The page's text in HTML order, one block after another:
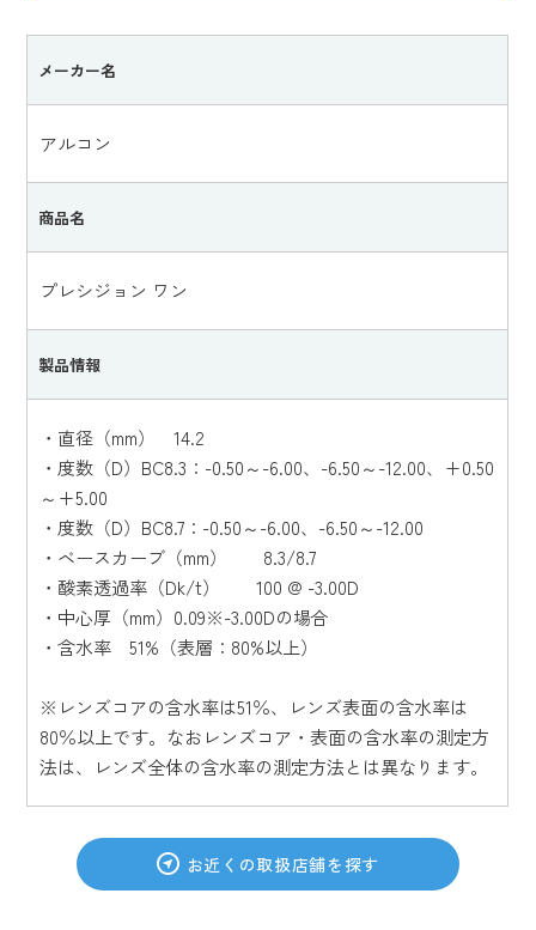
メーカー名
アルコン
商品名
プレシジョン ワン
製品情報
・直径（mm） 14.2
・度数（D）BC8.3：-0.50～-6.00、-6.50～-12.00、+0.50
～+5.00
・度数（D）BC8.7：-0.50～-6.00、-6.50～-12.00
・ベースカーブ（mm） 8.3/8.7
・酸素透過率（Dk/t） 100 @ -3.00D
・中心厚（mm）0.09※-3.00Dの場合
・含水率 51%（表層：80%以上）
※レンズコアの含水率は51％、レンズ表面の含水率は
80％以上です。なおレンズコア・表面の含水率の測定方
法は、レンズ全体の含水率の測定方法とは異なります。
お近くの取扱店舗を探す